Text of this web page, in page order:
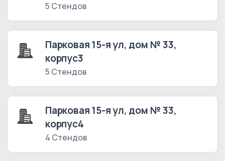
5 Стендов
Парковая 15-я ул, дом № 33,
корпус3
5 Стендов
Парковая 15-я ул, дом № 33,
корпус4
4 Стендов